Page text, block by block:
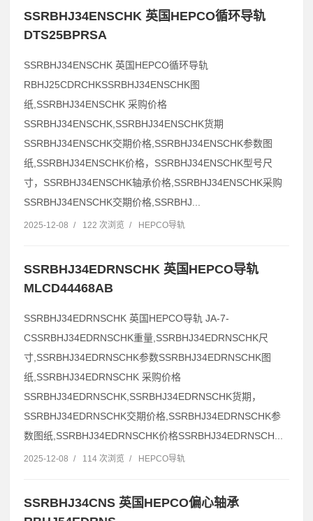
SSRBHJ34ENSCHK 英国HEPCO循环导轨
DTS25BPRSA
SSRBHJ34ENSCHK 英国HEPCO循环导轨
RBHJ25CDRCHKSSRBHJ34ENSCHK图
纸,SSRBHJ34ENSCHK 采购价格
SSRBHJ34ENSCHK,SSRBHJ34ENSCHK货期
SSRBHJ34ENSCHK交期价格,SSRBHJ34ENSCHK参数图
纸,SSRBHJ34ENSCHK价格，SSRBHJ34ENSCHK型号尺
寸，SSRBHJ34ENSCHK轴承价格,SSRBHJ34ENSCHK采购
SSRBHJ34ENSCHK交期价格,SSRBHJ...
2025-12-08 / 122 次浏览 / HEPCO导轨
SSRBHJ34EDRNSCHK 英国HEPCO导轨
MLCD44468AB
SSRBHJ34EDRNSCHK 英国HEPCO导轨 JA-7-
CSSRBHJ34EDRNSCHK重量,SSRBHJ34EDRNSCHK尺
寸,SSRBHJ34EDRNSCHK参数SSRBHJ34EDRNSCHK图
纸,SSRBHJ34EDRNSCHK 采购价格
SSRBHJ34EDRNSCHK,SSRBHJ34EDRNSCHK货期，
SSRBHJ34EDRNSCHK交期价格,SSRBHJ34EDRNSCHK参
数图纸,SSRBHJ34EDRNSCHK价格SSRBHJ34EDRNSCH...
2025-12-08 / 114 次浏览 / HEPCO导轨
SSRBHJ34CNS 英国HEPCO偏心轴承